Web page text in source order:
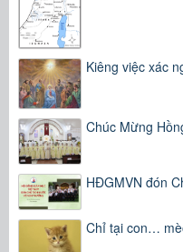
Kiêng việc xác
Chúc Mừng
HĐGMVN đón
Chỉ tại con…